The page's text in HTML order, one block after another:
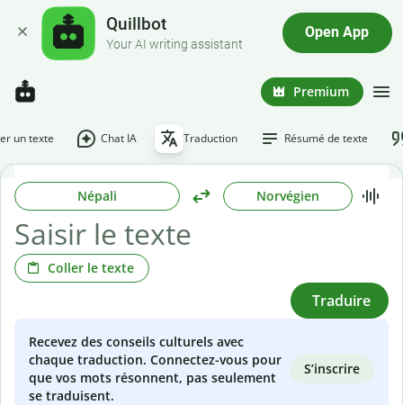
Quillbot
Your AI writing assistant
Open App
Premium
un texte Chat IA Traduction Résumé de texte
Népali Norvégien
Coller le texte
Traduire
Recevez des conseils culturels avec
chaque traduction. Connectez-vous pour
que vos mots résonnent, pas seulement
se traduisent.
S’inscrire